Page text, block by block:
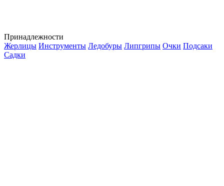
Принадлежности
Жерлицы Инструменты Ледобуры Липгрипы Очки Подсаки
Садки